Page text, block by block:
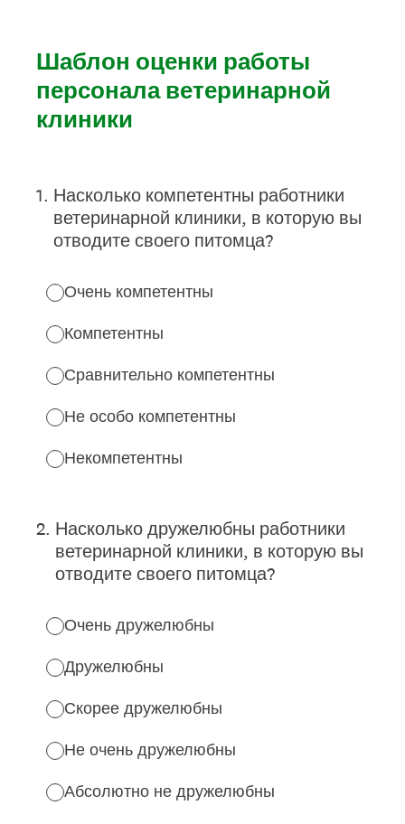
Шаблон оценки работы
персонала ветеринарной
клиники
1. Насколько компетентны работники
ветеринарной клиники, в которую вы
отводите своего питомца?
Очень компетентны
Компетентны
Сравнительно компетентны
Не особо компетентны
Некомпетентны
2. Насколько дружелюбны работники
ветеринарной клиники, в которую вы
отводите своего питомца?
Очень дружелюбны
Дружелюбны
Скорее дружелюбны
Не очень дружелюбны
Абсолютно не дружелюбны